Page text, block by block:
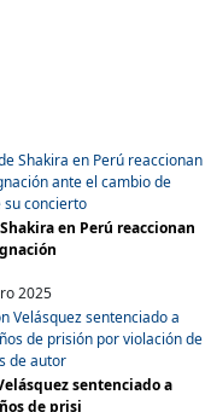
en Perú reaccionan
2025
sentenciado a
de prisi